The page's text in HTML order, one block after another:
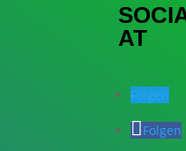
AT
Folgen
Folgen